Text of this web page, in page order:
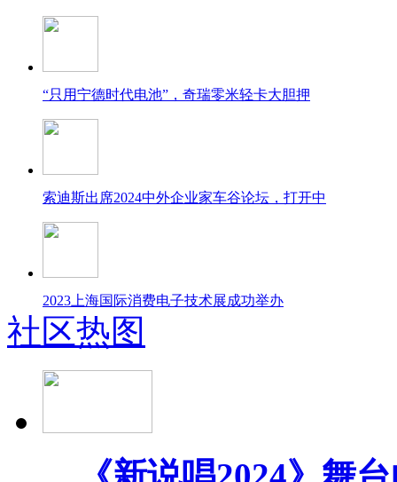
“只用宁德时代电池”，奇瑞零米轻卡大胆押
索迪斯出席2024中外企业家车谷论坛，打开中
2023上海国际消费电子技术展成功举办
社区热图